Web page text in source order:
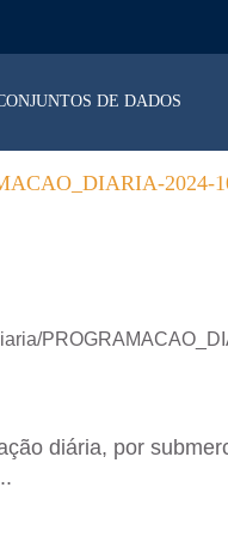
DE DADOS
2024-
diária, por